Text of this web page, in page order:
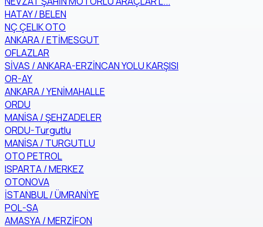
HATAY / BELEN
NÇ ÇELIK OTO
ANKARA / ETİMESGUT
OFLAZLAR
SİVAS / ANKARA-ERZİNCAN YOLU KARŞISI
OR-AY
ANKARA / YENİMAHALLE
ORDU
MANİSA / ŞEHZADELER
ORDU-Turgutlu
MANİSA / TURGUTLU
OTO PETROL
ISPARTA / MERKEZ
OTONOVA
İSTANBUL / ÜMRANİYE
POL-SA
AMASYA / MERZİFON